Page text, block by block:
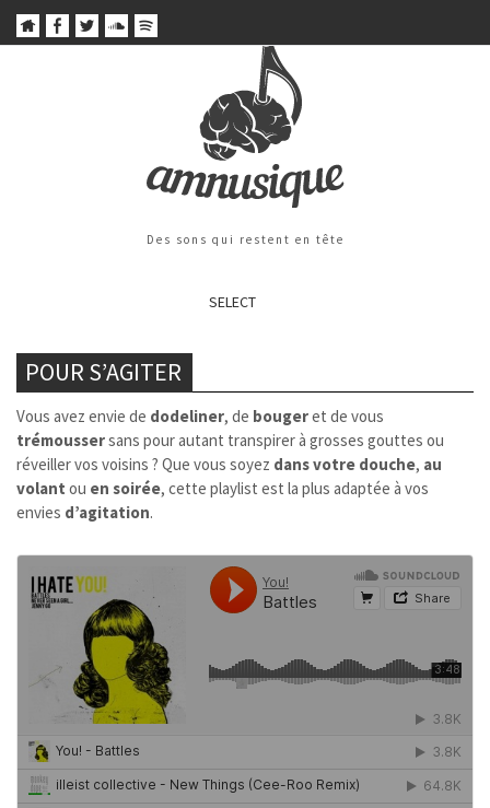
Des sons qui restent en tête
SELECT
POUR S’AGITER
Vous avez envie de dodeliner, de bougeret de vous
trémoussersans pour autant transpirer à grosses gouttes ou
réveiller vos voisins ? Que vous soyez dans votre douche, au
volant ou en soirée, cette playlist est la plus adaptée à vos
envies d’agitation.